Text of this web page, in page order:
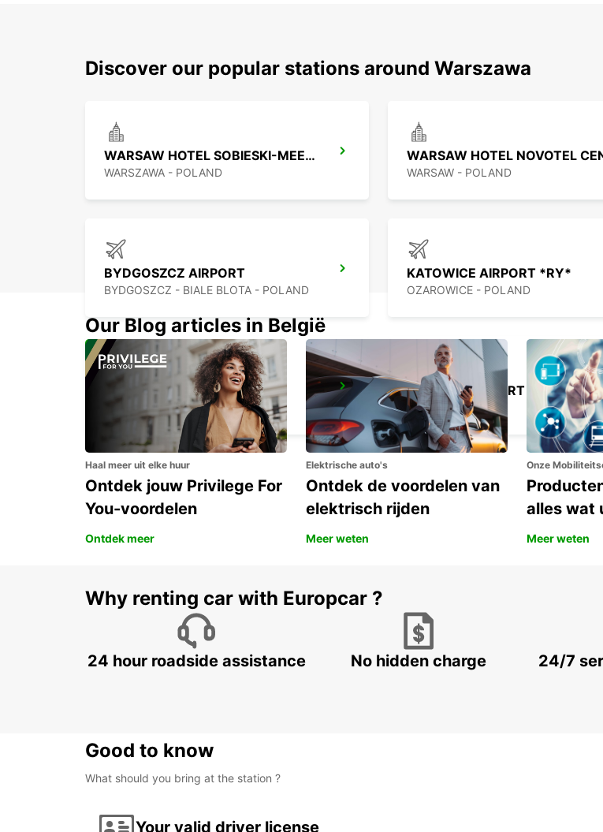
Discover our popular stations around Warszawa
WARSAW HOTEL SOBIESKI-MEETING POINT
WARSZAWA - POLAND WARSAW - POLAND
BYDGOSZCZ AIRPORT
BYDGOSZCZ - BIALE BLOTA - POLAND
KATOWICE AIRPORT *RY*
OZAROWICE - POLAND
KRAKOW DOWNTOWN
KRAKOW - POLAND
KRAKOW AIRPORT *RY*
BALICE - POLAND
Our Blog articles in België
Haal meer uit elke huur
Ontdek jouw Privilege For
You-voordelen
Ontdek meer
Elektrische auto's
Ontdek de voordelen van
elektrisch rijden
Meer weten
Onze
alles wat
Meer weten
Why renting car with Europcar ?
24 hour roadside assistance No hidden charge
24/7
Good to know
What should you bring at the station ?
Your valid driver license